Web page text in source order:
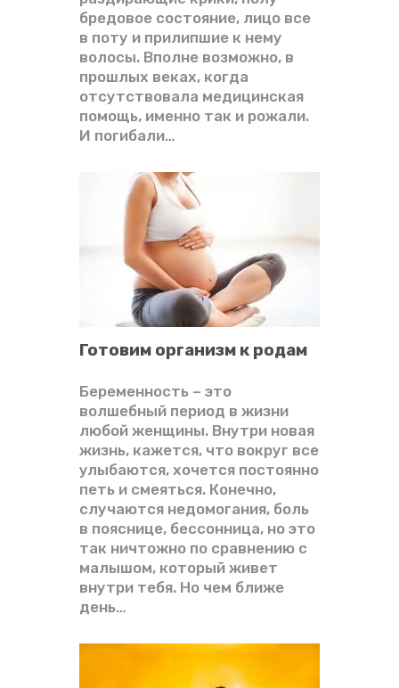
бредовое состояние, лицо все
в поту и прилипшие к нему
волосы. Вполне возможно, в
прошлых веках, когда
отсутствовала медицинская
помощь, именно так и рожали.
И погибали…
Готовим организм к родам
Беременность – это
волшебный период в жизни
любой женщины. Внутри новая
жизнь, кажется, что вокруг все
улыбаются, хочется постоянно
петь и смеяться. Конечно,
случаются недомогания, боль
в пояснице, бессонница, но это
так ничтожно по сравнению с
малышом, который живет
внутри тебя. Но чем ближе
день…